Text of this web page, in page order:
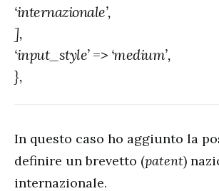
‘internazionale’,
],
‘input_style’ => ‘medium’,
},
In questo caso ho aggiunto la
definire un brevetto (patent)
internazionale.